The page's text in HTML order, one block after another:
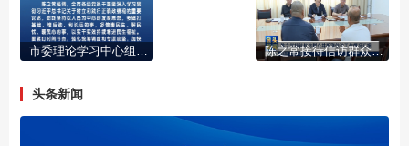
陈之常接待信访群众并听取信访工作情况汇报
头条新闻